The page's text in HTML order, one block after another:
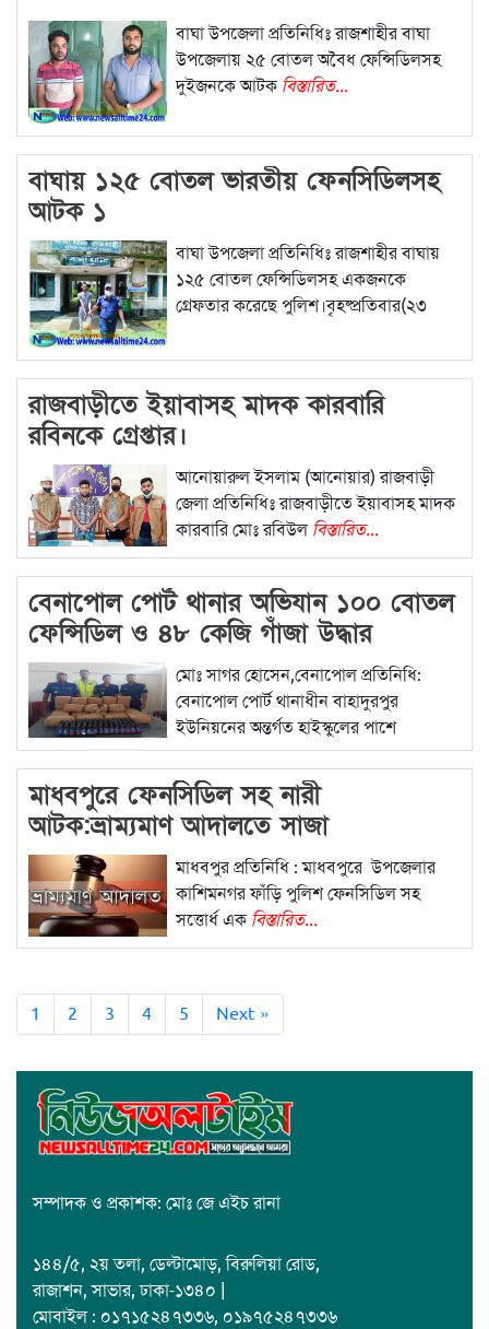
বাঘা উপজেলা প্রতিনিধিঃ রাজশাহীর বাঘা
উপজেলায় ২৫ বোতল অবৈধ ফেন্সিডিলসহ
দুইজনকে আটক বিস্তারিত...
বাঘায় ১২৫ বোতল ভারতীয় ফেনসিডিলসহ
আটক ১
বাঘা উপজেলা প্রতিনিধিঃ রাজশাহীর বাঘায়
১২৫ বোতল ফেন্সিডিলসহ একজনকে
গ্রেফতার করেছে পুলিশ।বৃহষ্প্রতিবার(২৩
রাজবাড়ীতে ইয়াবাসহ মাদক কারবারি
রবিনকে গ্রেপ্তার।
আনোয়ারুল ইসলাম (আনোয়ার) রাজবাড়ী
জেলা প্রতিনিধিঃ রাজবাড়ীতে ইয়াবাসহ মাদক
কারবারি মোঃ রবিউল বিস্তারিত...
বেনাপোল পোর্ট থানার অভিযান ১০০ বোতল
ফেন্সিডিল ও ৪৮ কেজি গাঁজা উদ্ধার
মোঃ সাগর হোসেন,বেনাপোল প্রতিনিধি:
বেনাপোল পোর্ট থানাধীন বাহাদুরপুর
ইউনিয়নের অন্তর্গত হাইস্কুলের পাশে
বিস্তারিত...
মাধবপুরে ফেনসিডিল সহ নারী
আটক:ভ্রাম্যমাণ আদালতে সাজা
মাধবপুর প্রতিনিধি : মাধবপুরে উপজেলার
কাশিমনগর ফাঁড়ি পুলিশ ফেনসিডিল সহ
সত্তোর্ধ এক বিস্তারিত...
1 2 3 4 5 Next »
সম্পাদক ও প্রকাশক: মোঃ জে এইচ রানা
১৪৪/৫, ২য় তলা, ডেল্টামোড়, বিরুলিয়া রোড,
রাজাশন, সাভার, ঢাকা-১৩৪০ |
মোবাইল : ০১৭১৫২৪৭৩৩৬, ০১৯৭৫২৪৭৩৩৬